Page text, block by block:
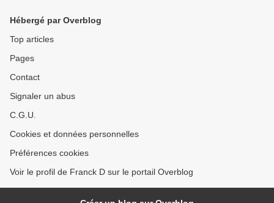
Hébergé par Overblog
Top articles
Pages
Contact
Signaler un abus
C.G.U.
Cookies et données personnelles
Préférences cookies
Voir le profil de Franck D sur le portail Overblog